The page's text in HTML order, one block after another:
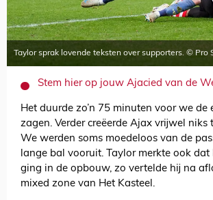
Taylor sprak lovende teksten over supporters. © Pro
Stem hier op jouw Ajacied van de
Het duurde zo’n 75 minuten voor we de
zagen. Verder creëerde Ajax vrijwel niks
We werden soms moedeloos van de
lange bal vooruit. Taylor merkte ook dat
ging in de opbouw, zo vertelde hij na
mixed zone van Het Kasteel.